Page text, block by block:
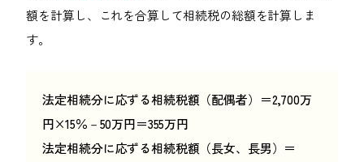
額を計算し、これを合算して相続税の総額を計算しま
す。
法定相続分に応ずる相続税額（配偶者）＝2,700万
円×15％－50万円＝355万円
法定相続分に応ずる相続税額（長女、長男）＝